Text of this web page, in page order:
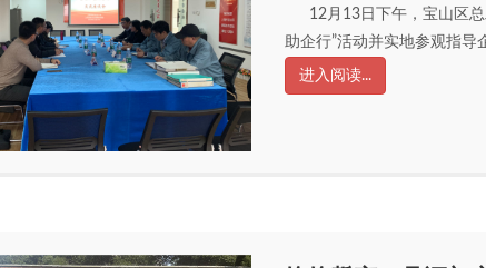
12月13日下午，宝山区总
助企行”活动并实地参观指
进入阅读...